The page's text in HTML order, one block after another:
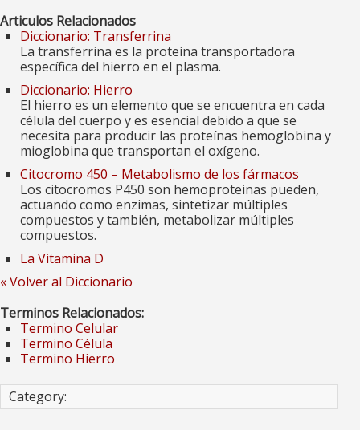
Articulos Relacionados
Diccionario: Transferrina
La transferrina es la proteína transportadora
específica del hierro en el plasma.
Diccionario: Hierro
El hierro es un elemento que se encuentra en cada
célula del cuerpo y es esencial debido a que se
necesita para producir las proteínas hemoglobina y
mioglobina que transportan el oxígeno.
Citocromo 450 – Metabolismo de los fármacos
Los citocromos P450 son hemoproteinas pueden,
actuando como enzimas, sintetizar múltiples
compuestos y también, metabolizar múltiples
compuestos.
La Vitamina D
« Volver al Diccionario
Terminos Relacionados:
Termino Celular
Termino Célula
Termino Hierro
Category: